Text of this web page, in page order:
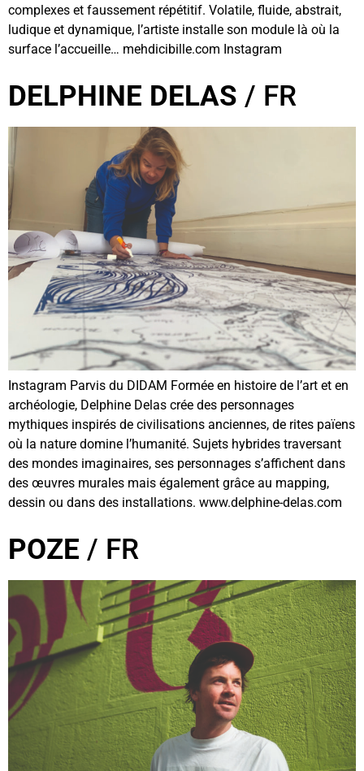
complexes et faussement répétitif. Volatile, fluide, abstrait,
ludique et dynamique, l’artiste installe son module là où la
surface l’accueille… mehdicibille.com Instagram
DELPHINE DELAS / FR
Instagram Parvis du DIDAM Formée en histoire de l’art et en
archéologie, Delphine Delas crée des personnages
mythiques inspirés de civilisations anciennes, de rites païens
où la nature domine l’humanité. Sujets hybrides traversant
des mondes imaginaires, ses personnages s’affichent dans
des œuvres murales mais également grâce au mapping,
dessin ou dans des installations. www.delphine-delas.com
POZE / FR